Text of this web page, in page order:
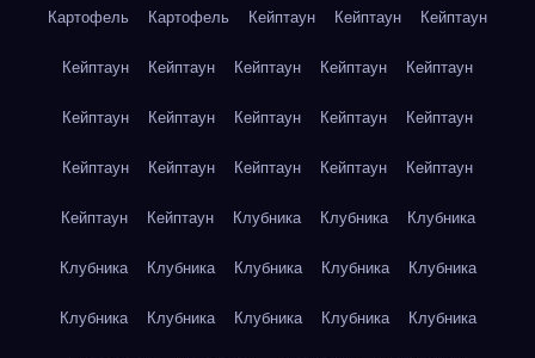
Картофель Картофель Кейптаун Кейптаун Кейптаун
Кейптаун Кейптаун Кейптаун Кейптаун Кейптаун
Кейптаун Кейптаун Кейптаун Кейптаун Кейптаун
Кейптаун Кейптаун Кейптаун Кейптаун Кейптаун
Кейптаун Кейптаун Клубника Клубника Клубника
Клубника Клубника Клубника Клубника Клубника
Клубника Клубника Клубника Клубника Клубника